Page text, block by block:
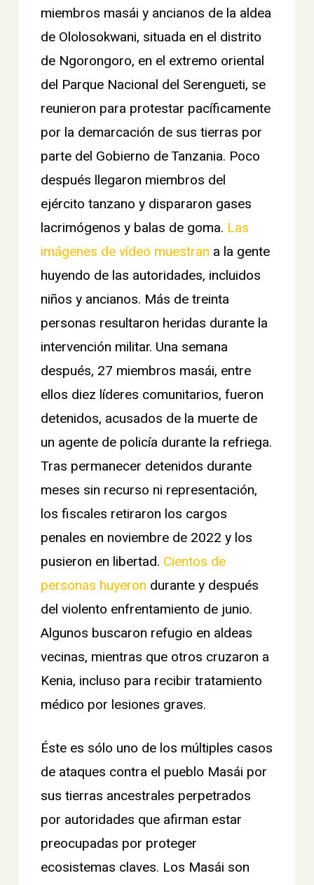
miembros masái y ancianos de la aldea
de Ololosokwani, situada en el distrito
de Ngorongoro, en el extremo oriental
del Parque Nacional del Serengueti, se
reunieron para protestar pacíficamente
por la demarcación de sus tierras por
parte del Gobierno de Tanzania. Poco
después llegaron miembros del
ejército tanzano y dispararon gases
lacrimógenos y balas de goma. Las
imágenes de vídeo muestran a la gente
huyendo de las autoridades, incluidos
niños y ancianos. Más de treinta
personas resultaron heridas durante la
intervención militar. Una semana
después, 27 miembros masái, entre
ellos diez líderes comunitarios, fueron
detenidos, acusados de la muerte de
un agente de policía durante la refriega.
Tras permanecer detenidos durante
meses sin recurso ni representación,
los fiscales retiraron los cargos
penales en noviembre de 2022 y los
pusieron en libertad. Cientos de
personas huyeron durante y después
del violento enfrentamiento de junio.
Algunos buscaron refugio en aldeas
vecinas, mientras que otros cruzaron a
Kenia, incluso para recibir tratamiento
médico por lesiones graves.
Éste es sólo uno de los múltiples casos
de ataques contra el pueblo Masái por
sus tierras ancestrales perpetrados
por autoridades que afirman estar
preocupadas por proteger
ecosistemas claves. Los Masái son